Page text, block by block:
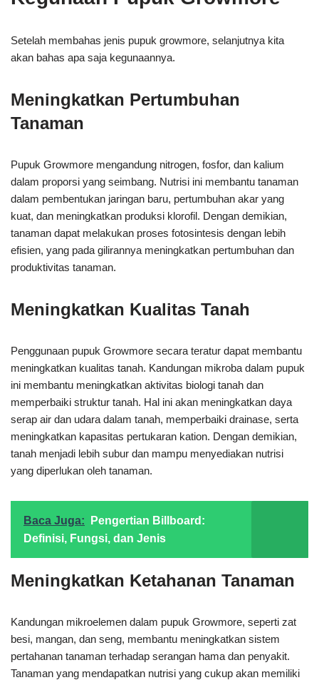
Setelah membahas jenis pupuk growmore, selanjutnya kita
akan bahas apa saja kegunaannya.
Meningkatkan Pertumbuhan
Tanaman
Pupuk Growmore mengandung nitrogen, fosfor, dan kalium
dalam proporsi yang seimbang. Nutrisi ini membantu tanaman
dalam pembentukan jaringan baru, pertumbuhan akar yang
kuat, dan meningkatkan produksi klorofil. Dengan demikian,
tanaman dapat melakukan proses fotosintesis dengan lebih
efisien, yang pada gilirannya meningkatkan pertumbuhan dan
produktivitas tanaman.
Meningkatkan Kualitas Tanah
Penggunaan pupuk Growmore secara teratur dapat membantu
meningkatkan kualitas tanah. Kandungan mikroba dalam pupuk
ini membantu meningkatkan aktivitas biologi tanah dan
memperbaiki struktur tanah. Hal ini akan meningkatkan daya
serap air dan udara dalam tanah, memperbaiki drainase, serta
meningkatkan kapasitas pertukaran kation. Dengan demikian,
tanah menjadi lebih subur dan mampu menyediakan nutrisi
yang diperlukan oleh tanaman.
Baca Juga:
Pengertian Billboard:
Definisi, Fungsi, dan Jenis
Meningkatkan Ketahanan Tanaman
Kandungan mikroelemen dalam pupuk Growmore, seperti zat
besi, mangan, dan seng, membantu meningkatkan sistem
pertahanan tanaman terhadap serangan hama dan penyakit.
Tanaman yang mendapatkan nutrisi yang cukup akan memiliki